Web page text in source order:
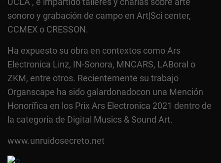
sonoro y grabación de campo en Art|Sci center,
CCMEX o CRESSON.
Ha expuesto su obra en contextos como Ars
Electronica Linz, IN-Sonora, MNCARS, LABoral o
ZKM, entre otros. Recientemente su trabajo
Organscape ha sido galardonadocon una Mención
Honorífica en los Prix Ars Electronica 2021 dentro de
la categoría de Digital Musics & Sound Art.
www.unruidosecreto.net